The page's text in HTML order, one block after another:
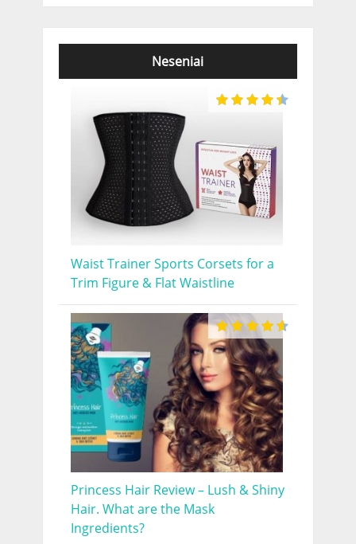
Neseniai
Waist Trainer Sports Corsets for a
Trim Figure & Flat Waistline
Princess Hair Review – Lush & Shiny
Hair. What are the Mask
Ingredients?